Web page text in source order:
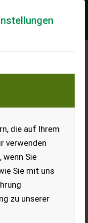
die auf Ihrem
verwenden
wenn Sie
Sie mit uns
zu unserer
–
PS 224cm³ - mit
53 cm